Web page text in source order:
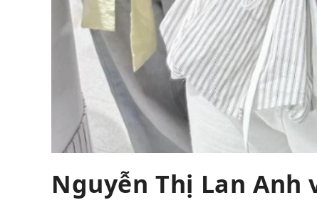
Nguyễn Thị Lan